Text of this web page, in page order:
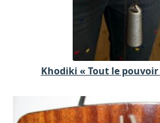
Khodiki « Tout le pouvoir